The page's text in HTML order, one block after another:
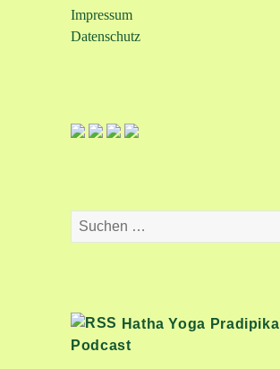
Impressum
Datenschutz
Suchen
nach:
Hatha Yoga Pradipika
Podcast